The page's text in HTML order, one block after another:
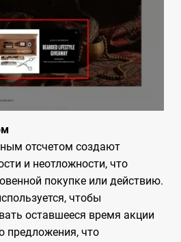
отсчетом создают
и неотложности, что
покупке или действию.
чтобы
оставшееся время акции
предложения, что